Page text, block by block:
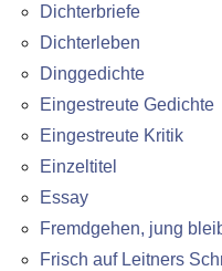
Dichterbriefe
Dichterleben
Dinggedichte
Eingestreute Gedichte
Eingestreute Kritik
Einzeltitel
Essay
Fremdgehen, jung
Frisch auf Leitners